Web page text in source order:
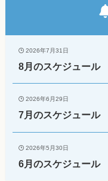
2026年7月31日
8月のスケジュール
2026年6月29日
7月のスケジュール
2026年5月30日
6月のスケジュール